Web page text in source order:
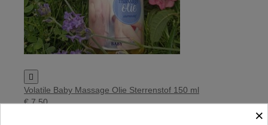

Volatile Baby Massage Olie Sterrenstof 150 ml
€ 7,50
×